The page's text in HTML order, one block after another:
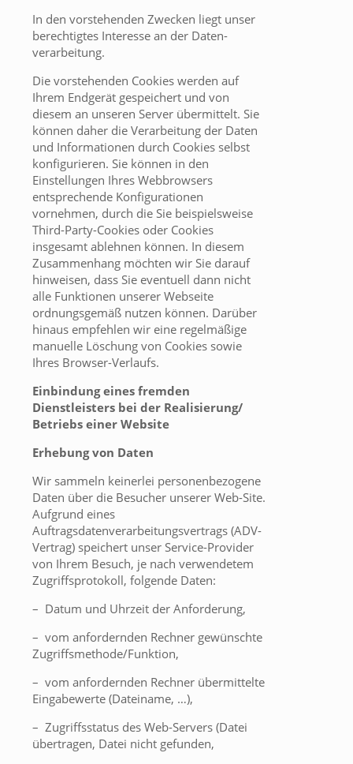
In den vorstehenden Zwecken liegt unser
berechtigtes Interesse an der Daten-
verarbeitung.
Die vorstehenden Cookies werden auf
Ihrem Endgerät gespeichert und von
diesem an unseren Server übermittelt. Sie
können daher die Verarbeitung der Daten
und Informationen durch Cookies selbst
konfigurieren. Sie können in den
Einstellungen Ihres Webbrowsers
entsprechende Konfigurationen
vornehmen, durch die Sie beispielsweise
Third-Party-Cookies oder Cookies
insgesamt ablehnen können. In diesem
Zusammenhang möchten wir Sie darauf
hinweisen, dass Sie eventuell dann nicht
alle Funktionen unserer Webseite
ordnungsgemäß nutzen können. Darüber
hinaus empfehlen wir eine regelmäßige
manuelle Löschung von Cookies sowie
Ihres Browser-Verlaufs.
Einbindung eines fremden
Dienstleisters bei der Realisierung/
Betriebs einer Website
Erhebung von Daten
Wir sammeln keinerlei personenbezogene
Daten über die Besucher unserer Web-Site.
Aufgrund eines
Auftragsdatenverarbeitungsvertrags (ADV-
Vertrag) speichert unser Service-Provider
von Ihrem Besuch, je nach verwendetem
Zugriffsprotokoll, folgende Daten:
– Datum und Uhrzeit der Anforderung,
– vom anfordernden Rechner gewünschte
Zugriffsmethode/Funktion,
– vom anfordernden Rechner übermittelte
Eingabewerte (Dateiname, …),
– Zugriffsstatus des Web-Servers (Datei
übertragen, Datei nicht gefunden,